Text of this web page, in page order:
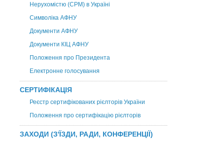
Нерухомістю (CPM) в Україні
Символіка АФНУ
Документи АФНУ
Документи КІЦ АФНУ
Положення про Президента
Електронне голосування
СЕРТИФІКАЦІЯ
Реєстр сертифікованих рієлторів України
Положення про сертифікацію рієлторів
ЗАХОДИ (З'ЇЗДИ, РАДИ, КОНФЕРЕНЦІЇ)